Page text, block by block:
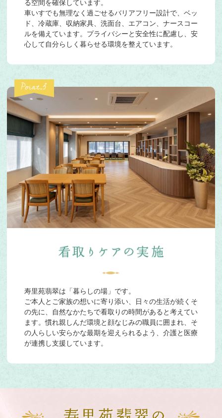
る空間を確保しています。
車いすでも無理なく過ごせるバリアフリー設計で、ベッ
ド、冷蔵庫、収納家具、洗面台、エアコン、ナースコー
ルを備えています。プライバシーと安全性に配慮し、安
心して自分らしく暮らせる環境を整えています。
寿里苑翡翠は「暮らしの場」です。
ご本人とご家族の想いに寄り添い、日々の生活が続くそ
の先に、自然なかたちで看取りの時間があると考えてい
ます。慣れ親しんだ環境と顔なじみの職員に囲まれ、そ
の人らしい安らかな最期を迎えられるよう、介護と医療
が連携し支援しています。